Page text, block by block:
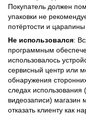
Покупатель должен
упаковки не
потёртости и
Не использовался:
программным
использовалось
сервисный центр или
обнаружения
следах
видеозаписи) магазин
отказать клиенту как